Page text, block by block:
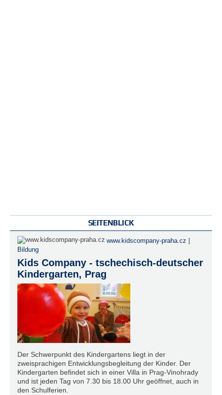
SEITENBLICK
www.kidscompany-praha.cz |
Bildung
Kids Company - tschechisch-deutscher
Kindergarten, Prag
Der Schwerpunkt des Kindergartens liegt in der
zweisprachigen Entwicklungsbegleitung der Kinder. Der
Kindergarten befindet sich in einer Villa in Prag-Vinohrady
und ist jeden Tag von 7.30 bis 18.00 Uhr geöffnet, auch in
den Schulferien.